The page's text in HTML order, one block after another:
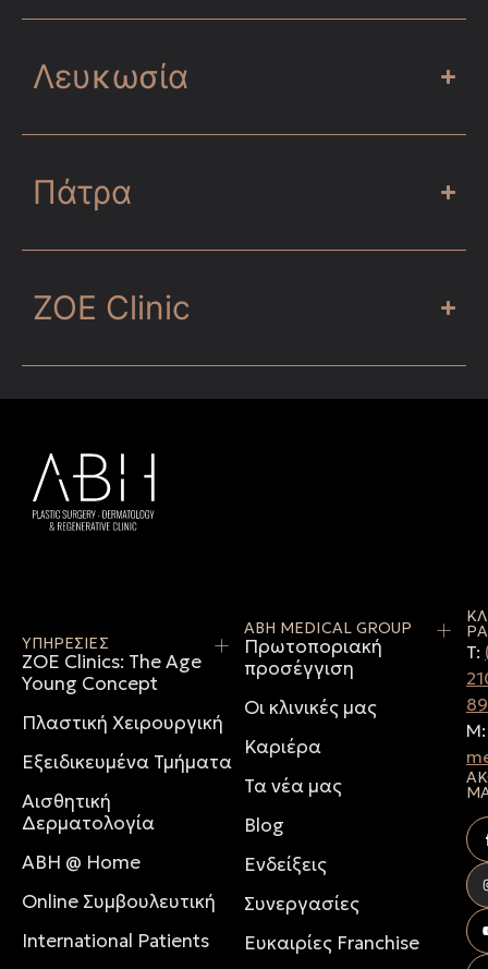
Λευκωσία
Πάτρα
ZOE Clinic
ΥΠΗΡΕΣΙΕΣ
ZOE Clinics: The Age
Young Concept
Πλαστική Χειρουργική
Εξειδικευμένα Τμήματα
Αισθητική
Δερματολογία
ABH @ Home
Online Συμβουλευτική
International Patients
ABH MEDICAL GROUP
Πρωτοποριακή
προσέγγιση
Οι κλινικές μας
Καριέρα
Τα νέα μας
Blog
Ενδείξεις
Συνεργασίες
Ευκαιρίες Franchise
T: